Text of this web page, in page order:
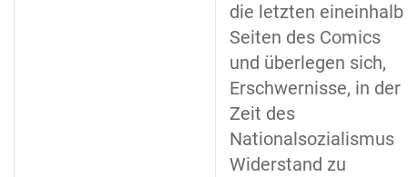
die letzten eineinhalb
Seiten des Comics
und überlegen sich,
Erschwernisse, in der
Zeit des
Nationalsozialismus
Widerstand zu